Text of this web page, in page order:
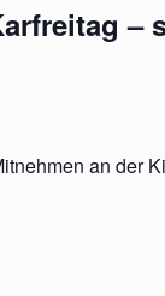
–
an der